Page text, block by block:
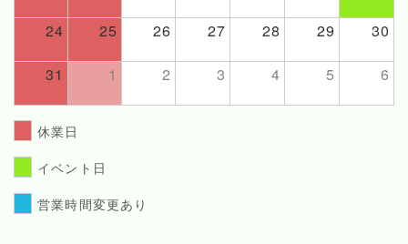
24 25 26 27 28 29 30
31 1 2 3 4 5 6
休業日
イベント日
営業時間変更あり